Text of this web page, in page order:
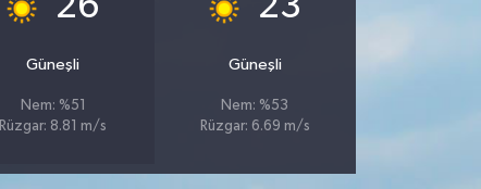
Güneşli
Nem: %51
Rüzgar: 8.81 m/s
Güneşli
Nem: %53
Rüzgar: 6.69 m/s